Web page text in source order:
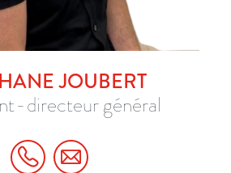
8331 POSTE 103
AVEC MOI
JOUBERT
directeur général